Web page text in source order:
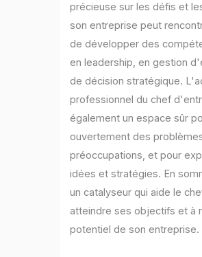
précieuse sur les défis et
son entreprise peut
de développer des
en leadership, en gestion
de décision stratégique.
professionnel du chef
également un espace sûr
ouvertement des
préoccupations, et pour
idées et stratégies. En
un catalyseur qui aide le
atteindre ses objectifs et à
potentiel de son entreprise.